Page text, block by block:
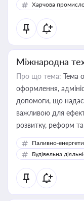
Харчова
Міжнародна
Про що тема: Тема
оформлення,
допомоги, що
важливою для
розвитку, реформ
Паливно-
Будівельна